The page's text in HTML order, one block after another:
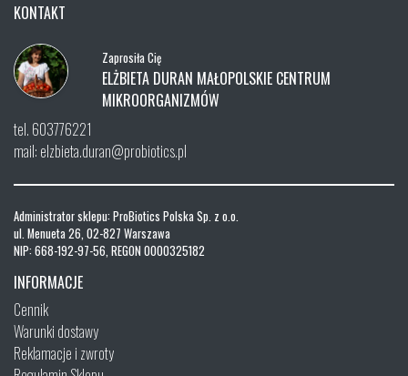
KONTAKT
Zaprosiła Cię
ELŻBIETA DURAN MAŁOPOLSKIE CENTRUM
MIKROORGANIZMÓW
tel. 603776221
mail: elzbieta.duran@probiotics.pl
Administrator sklepu: ProBiotics Polska Sp. z o.o.
ul. Menueta 26, 02-827 Warszawa
NIP: 668-192-97-56, REGON 0000325182
INFORMACJE
Cennik
Warunki dostawy
Reklamacje i zwroty